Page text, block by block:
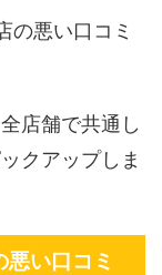
の悪い口コミ
店舗で共通し
クアップしま
い口コミ